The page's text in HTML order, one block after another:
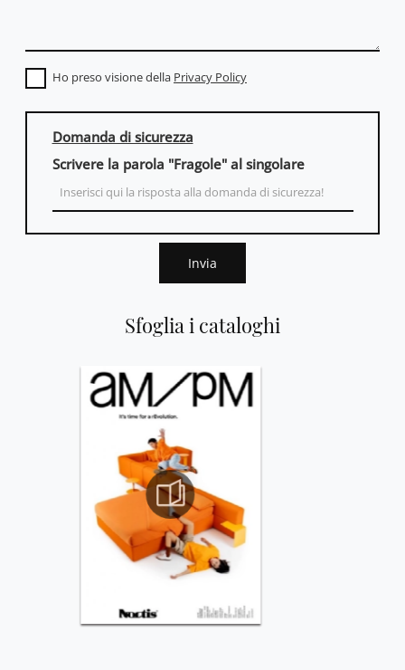
Sfoglia i cataloghi
Ho preso visione della Privacy Policy
Domanda di sicurezza
Scrivere la parola "Fragole" al singolare
Invia